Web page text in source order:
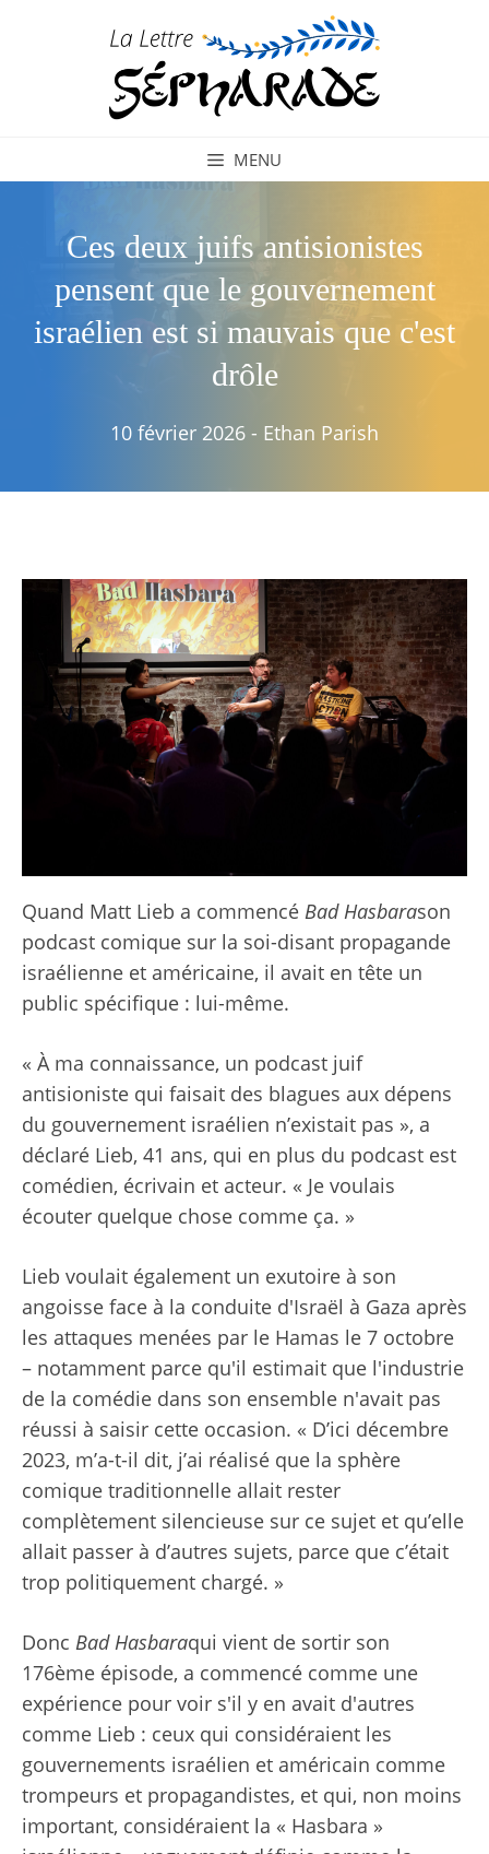
MENU
Ces deux juifs antisionistes
pensent que le gouvernement
israélien est si mauvais que c'est
drôle
10 février 2026 - Ethan Parish
Quand Matt Lieb a commencé Bad Hasbarason
podcast comique sur la soi-disant propagande
israélienne et américaine, il avait en tête un
public spécifique : lui-même.
« À ma connaissance, un podcast juif
antisioniste qui faisait des blagues aux dépens
du gouvernement israélien n’existait pas », a
déclaré Lieb, 41 ans, qui en plus du podcast est
comédien, écrivain et acteur. « Je voulais
écouter quelque chose comme ça. »
Lieb voulait également un exutoire à son
angoisse face à la conduite d'Israël à Gaza après
les attaques menées par le Hamas le 7 octobre
– notamment parce qu'il estimait que l'industrie
de la comédie dans son ensemble n'avait pas
réussi à saisir cette occasion. « D’ici décembre
2023, m’a-t-il dit, j’ai réalisé que la sphère
comique traditionnelle allait rester
complètement silencieuse sur ce sujet et qu’elle
allait passer à d’autres sujets, parce que c’était
trop politiquement chargé. »
Donc Bad Hasbaraqui vient de sortir son
176ème épisode, a commencé comme une
expérience pour voir s'il y en avait d'autres
comme Lieb : ceux qui considéraient les
gouvernements israélien et américain comme
trompeurs et propagandistes, et qui, non moins
important, considéraient la « Hasbara »